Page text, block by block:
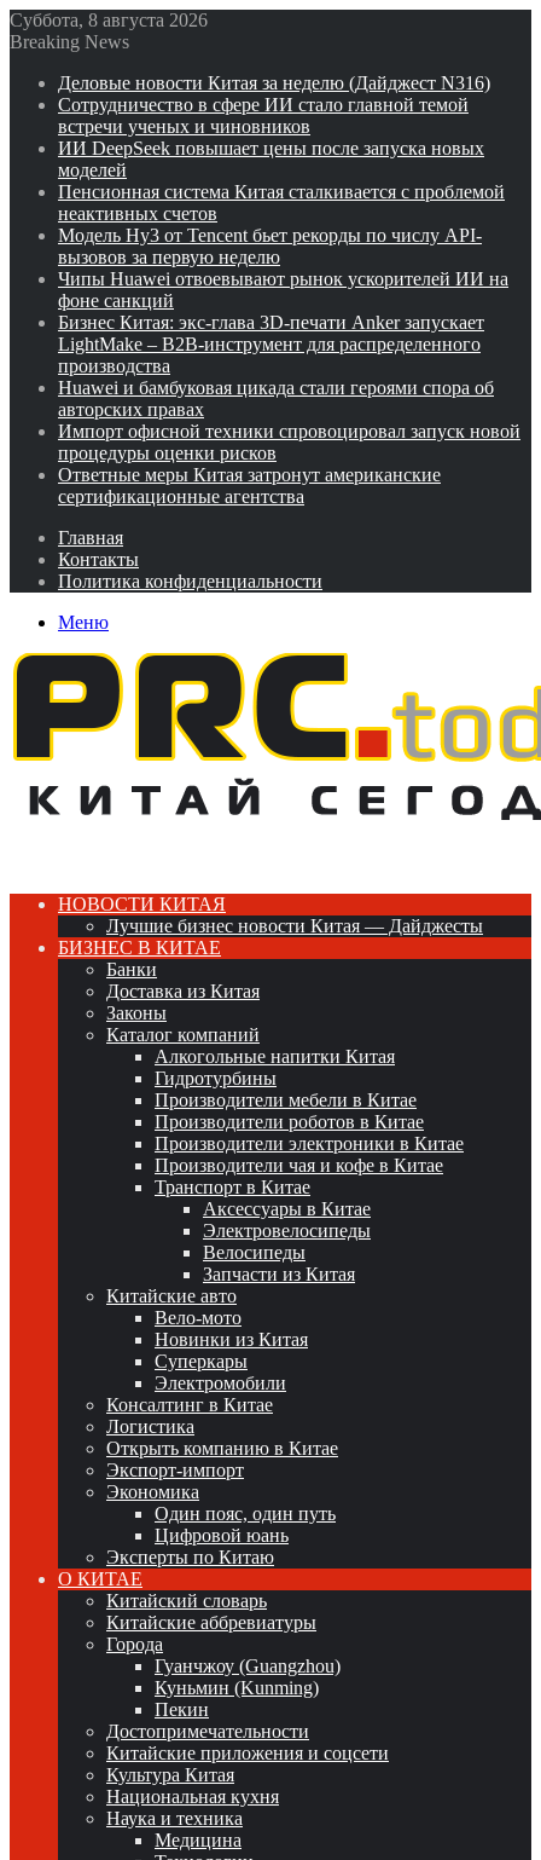
Суббота, 8 августа 2026
Breaking News
Деловые новости Китая за неделю (Дайджест N316)
Сотрудничество в сфере ИИ стало главной темой
встречи ученых и чиновников
ИИ DeepSeek повышает цены после запуска новых
моделей
Пенсионная система Китая сталкивается с проблемой
неактивных счетов
Модель Hy3 от Tencent бьет рекорды по числу API-
вызовов за первую неделю
Чипы Huawei отвоевывают рынок ускорителей ИИ на
фоне санкций
Бизнес Китая: экс-глава 3D-печати Anker запускает
LightMake – B2B-инструмент для распределенного
производства
Huawei и бамбуковая цикада стали героями спора об
авторских правах
Импорт офисной техники спровоцировал запуск новой
процедуры оценки рисков
Ответные меры Китая затронут американские
сертификационные агентства
Главная
Контакты
Политика конфиденциальности
Меню
НОВОСТИ КИТАЯ
Лучшие бизнес новости Китая — Дайджесты
БИЗНЕС В КИТАЕ
Банки
Доставка из Китая
Законы
Каталог компаний
Алкогольные напитки Китая
Гидротурбины
Производители мебели в Китае
Производители роботов в Китае
Производители электроники в Китае
Производители чая и кофе в Китае
Транспорт в Китае
Аксессуары в Китае
Электровелосипеды
Велосипеды
Запчасти из Китая
Китайские авто
Вело-мото
Новинки из Китая
Суперкары
Электромобили
Консалтинг в Китае
Логистика
Открыть компанию в Китае
Экспорт-импорт
Экономика
Один пояс, один путь
Цифровой юань
Эксперты по Китаю
О КИТАЕ
Китайский словарь
Китайские аббревиатуры
Города
Гуанчжоу (Guangzhou)
Куньмин (Kunming)
Пекин
Достопримечательности
Китайские приложения и соцсети
Культура Китая
Национальная кухня
Наука и техника
Медицина